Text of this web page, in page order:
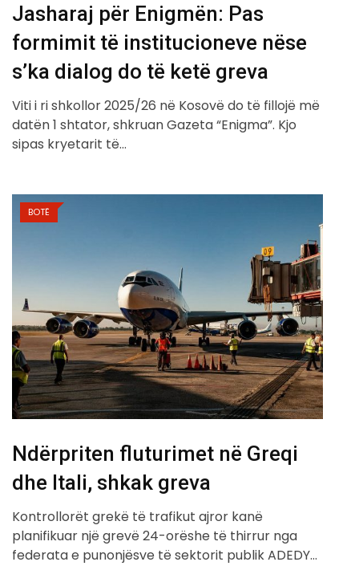
Jasharaj për Enigmën: Pas
formimit të institucioneve nëse
s’ka dialog do të ketë greva
Viti i ri shkollor 2025/26 në Kosovë do të fillojë më
datën 1 shtator, shkruan Gazeta “Enigma”. Kjo
sipas kryetarit të…
BOTË
Ndërpriten fluturimet në Greqi
dhe Itali, shkak greva
Kontrollorët grekë të trafikut ajror kanë
planifikuar një grevë 24-orëshe të thirrur nga
federata e punonjësve të sektorit publik ADEDY…